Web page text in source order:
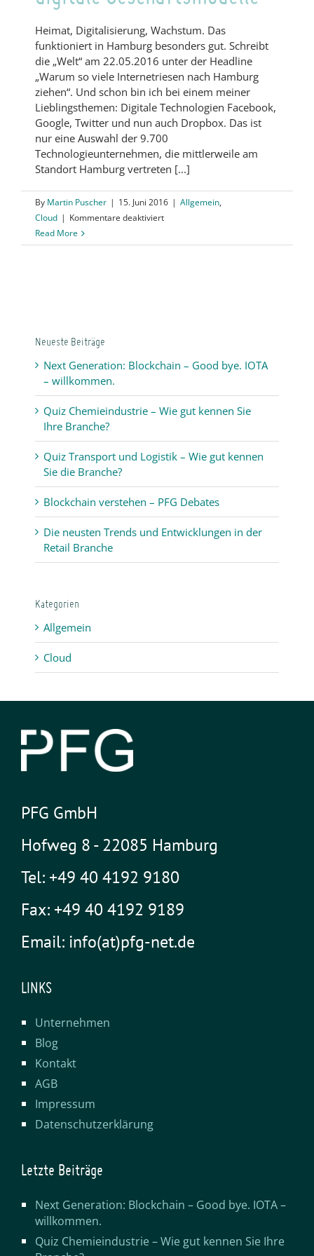
Heimat, Digitalisierung, Wachstum. Das
funktioniert in Hamburg besonders gut. Schreibt
die „Welt“ am 22.05.2016 unter der Headline
„Warum so viele Internetriesen nach Hamburg
ziehen“. Und schon bin ich bei einem meiner
Lieblingsthemen: Digitale Technologien Facebook,
Google, Twitter und nun auch Dropbox. Das ist
nur eine Auswahl der 9.700
Technologieunternehmen, die mittlerweile am
Standort Hamburg vertreten [...]
By Martin Puscher | 15. Juni 2016 | Allgemein,
Cloud | Kommentare deaktiviertfür
Nährboden
Read More
Neueste Beiträge
Next Generation: Blockchain – Good bye. IOTA
– willkommen.
Quiz Chemieindustrie – Wie gut kennen Sie
Ihre Branche?
Quiz Transport und Logistik – Wie gut kennen
Sie die Branche?
Blockchain verstehen – PFG Debates
Die neusten Trends und Entwicklungen in der
Retail Branche
Kategorien
Allgemein
Cloud
PFG GmbH
Hofweg 8 - 22085 Hamburg
Tel: +49 40 4192 9180
Fax: +49 40 4192 9189
Email: info(at)pfg-net.de
LINKS
Unternehmen
Blog
Kontakt
AGB
Impressum
Datenschutzerklärung
Letzte Beiträge
Next Generation: Blockchain – Good bye. IOTA –
willkommen.
Quiz Chemieindustrie – Wie gut kennen Sie Ihre